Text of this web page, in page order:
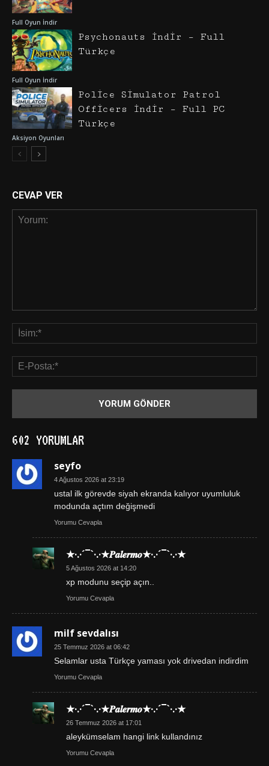
Full Oyun İndir
Full Oyun İndir
Psychonauts İndir – Full
Türkçe
Aksiyon Oyunları
Police Simulator Patrol
Officers İndir – Full PC
Türkçe
CEVAP VER
602 YORUMLAR
seyfo
4 Ağustos 2026 at 23:19
ustal ilk görevde siyah ekranda kalıyor uyumluluk
modunda açtım değişmedi
Yorumu Cevapla
★·.·´¯`·.·★𝑷𝒂𝒍𝒆𝒓𝒎𝒐★·.·´¯`·.·★
5 Ağustos 2026 at 14:20
xp modunu seçip açın..
Yorumu Cevapla
milf sevdalısı
25 Temmuz 2026 at 06:42
Selamlar usta Türkçe yaması yok drivedan indirdim
Yorumu Cevapla
★·.·´¯`·.·★𝑷𝒂𝒍𝒆𝒓𝒎𝒐★·.·´¯`·.·★
26 Temmuz 2026 at 17:01
aleykümselam hangi link kullandınız
Yorumu Cevapla